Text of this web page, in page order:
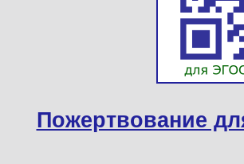
Пожертвование